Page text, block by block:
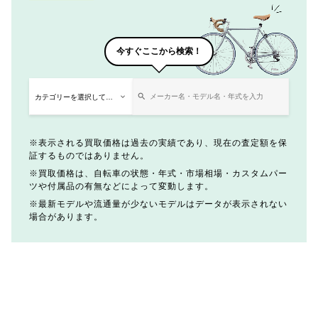
今すぐここから検索！
表示される買取価格は過去の実績であり、現在の査定額を保
証するものではありません。
買取価格は、自転車の状態・年式・市場相場・カスタムパー
ツや付属品の有無などによって変動します。
最新モデルや流通量が少ないモデルはデータが表示されない
場合があります。